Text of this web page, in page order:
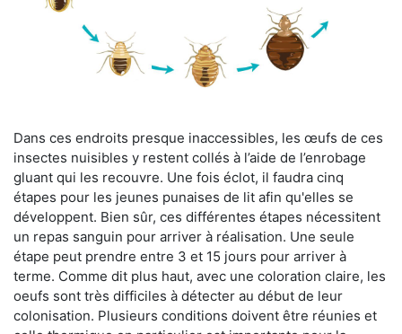
Dans ces endroits presque inaccessibles, les œufs de ces
insectes nuisibles y restent collés à l’aide de l’enrobage
gluant qui les recouvre. Une fois éclot, il faudra cinq
étapes pour les jeunes punaises de lit afin qu'elles se
développent. Bien sûr, ces différentes étapes nécessitent
un repas sanguin pour arriver à réalisation. Une seule
étape peut prendre entre 3 et 15 jours pour arriver à
terme. Comme dit plus haut, avec une coloration claire, les
oeufs sont très difficiles à détecter au début de leur
colonisation. Plusieurs conditions doivent être réunies et